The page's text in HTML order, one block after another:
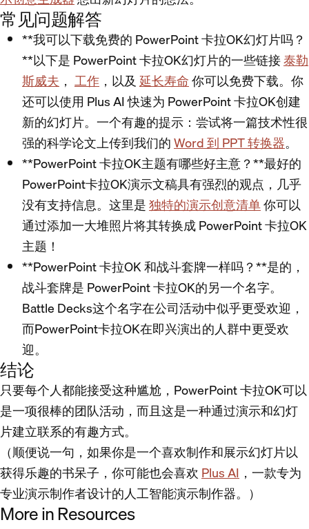
常见问题解答
**我可以下载免费的 PowerPoint 卡拉OK幻灯片吗？
**以下是 PowerPoint 卡拉OK幻灯片的一些链接泰勒
斯威夫 ， 工作 ，以及延长寿命你可以免费下载。你
还可以使用 Plus AI 快速为 PowerPoint 卡拉OK创建
新的幻灯片。一个有趣的提示：尝试将一篇技术性很
强的科学论文上传到我们的Word 到 PPT 转换器。
**PowerPoint 卡拉OK主题有哪些好主意？**最好的
PowerPoint卡拉OK演示文稿具有强烈的观点，几乎
没有支持信息。这里是独特的演示创意清单你可以
通过添加一大堆照片将其转换成 PowerPoint 卡拉OK
主题！
**PowerPoint 卡拉OK 和战斗套牌一样吗？**是的，
战斗套牌是 PowerPoint 卡拉OK的另一个名字。
Battle Decks这个名字在公司活动中似乎更受欢迎，
而PowerPoint卡拉OK在即兴演出的人群中更受欢
迎。
结论
只要每个人都能接受这种尴尬，PowerPoint 卡拉OK可以
是一项很棒的团队活动，而且这是一种通过演示和幻灯
片建立联系的有趣方式。
（顺便说一句，如果你是一个喜欢制作和展示幻灯片以
获得乐趣的书呆子，你可能也会喜欢Plus AI ，一款专为
专业演示制作者设计的人工智能演示制作器。）
More in Resources